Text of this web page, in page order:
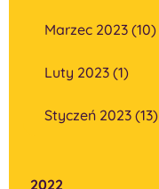
Marzec 2023 (10)
Luty 2023 (1)
Styczeń 2023 (13)
2022